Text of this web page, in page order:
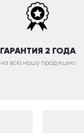
ГАРАНТИЯ 2 ГОДА
на всю нашу продукцию